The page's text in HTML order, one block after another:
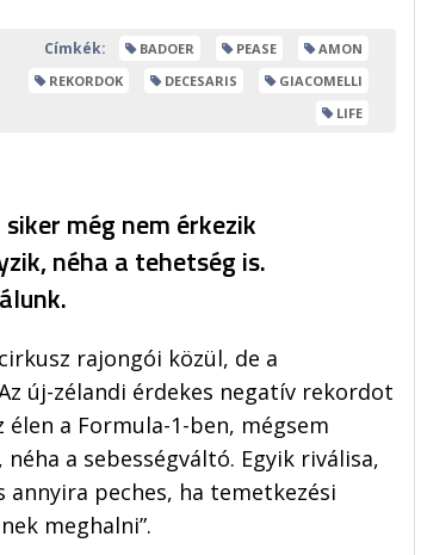
Címkék: BADOER PEASE
AMON
REKORDOK
DECESARIS
GIACOMELLI
LIFE
még nem érkezik
néha a tehetség is.
rajongói közül, de a
új-zélandi érdekes negatív rekordot
a Formula-1-ben, mégsem
a sebességváltó. Egyik riválisa,
peches, ha temetkezési
meghalni”.